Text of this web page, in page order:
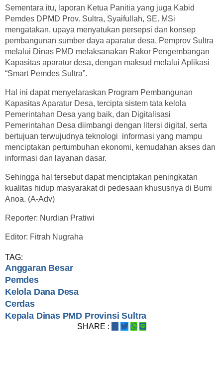
Sementara itu, laporan Ketua Panitia yang juga Kabid
Pemdes DPMD Prov. Sultra, Syaifullah, SE. MSi
mengatakan, upaya menyatukan persepsi dan konsep
pembangunan sumber daya aparatur desa, Pemprov Sultra
melalui Dinas PMD melaksanakan Rakor Pengembangan
Kapasitas aparatur desa, dengan maksud melalui Aplikasi
“Smart Pemdes Sultra”.
Hal ini dapat menyelaraskan Program Pembangunan
Kapasitas Aparatur Desa, tercipta sistem tata kelola
Pemerintahan Desa yang baik, dan Digitalisasi
Pemerintahan Desa diimbangi dengan litersi digital, serta
bertujuan terwujudnya teknologi informasi yang mampu
menciptakan pertumbuhan ekonomi, kemudahan akses dan
informasi dan layanan dasar.
Sehingga hal tersebut dapat menciptakan peningkatan
kualitas hidup masyarakat di pedesaan khususnya di Bumi
Anoa. (A-Adv)
Reporter: Nurdian Pratiwi
Editor: Fitrah Nugraha
TAG:
Anggaran Besar
Pemdes
Kelola Dana Desa
Cerdas
Kepala Dinas PMD Provinsi Sultra
SHARE :